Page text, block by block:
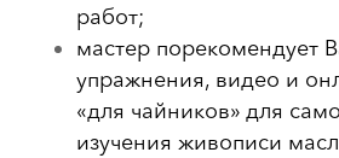
работ;
мастер порекомендует
упражнения, видео и
«для чайников» для
изучения живописи